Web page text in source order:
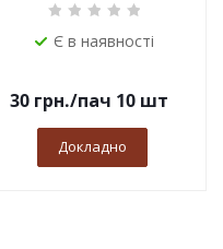
Є в наявності
30грн./пач 10 шт
Докладно